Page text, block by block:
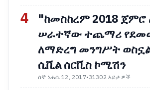
4
"ከመስከረም 2018
ሠራተኛው ተጨማሪ
ለማድረግ መንግሥት
ሲቪል ሰርቪስ ኮሚሽን
ሰኞ ነሐሴ 12, 2017•31302 እይታዎች